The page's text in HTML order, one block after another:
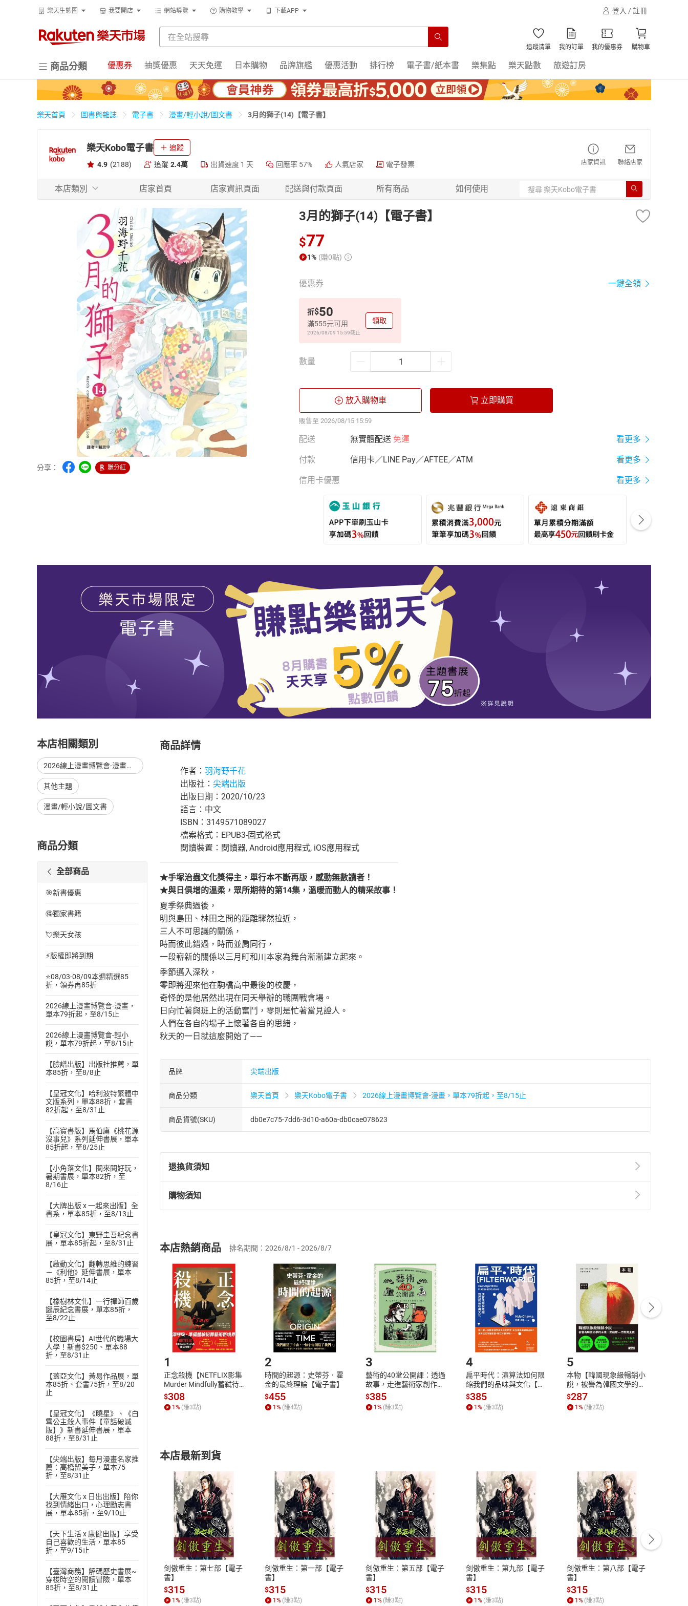
樂天生態圈 我要開店 網站導覽 購物教學 下載APP 登入 / 註冊
追蹤清單 我的訂單 我的優惠券 購物車
商品分類 優惠券 抽獎優惠 天天免運 日本購物 品牌旗艦 優惠活動 排行榜 電子書/紙本書 樂集點 樂天點數 旅遊訂房
樂天首頁 圖書與雜誌 電子書 漫畫/輕小說/圖文書 3月的獅子(14)【電子書】
樂天Kobo電子書 追蹤
4.9 (2188) 追蹤 2.4萬 出貨速度 1 天 回應率 57% 人氣店家 電子發票 店家資訊 聯絡店家
本店類別 店家首頁 店家資訊頁面 配送與付款頁面 所有商品 如何使用
分享： 賺分紅
3月的獅子(14)【電子書】
$77
1% (賺0點)
優惠券 一鍵全領
折$50
滿555元可用
2026/08/09 15:59截止
領取
數量
放入購物車 立即購買
販售至 2026/08/15 15:59
配送 無實體配送 免運 看更多
付款 信用卡／LINE Pay／AFTEE／ATM 看更多
信用卡優惠 看更多
本店相關類別
2026線上漫畫博覽會-漫畫，單本79折起，至8/15止
其他主題
漫畫/輕小說/圖文書
商品分類
全部商品
🎯新書優惠
🉐獨家書籍
💘樂天女孩
⚡版權即將到期
⭐08/03-08/09本週精選85
折，領券再85折
2026線上漫畫博覽會-漫畫，
單本79折起，至8/15止
2026線上漫畫博覽會-輕小
說，單本79折起，至8/15止
【臉譜出版】出版社推薦，單
本85折，至8/8止
【皇冠文化】哈利波特繁體中
文版系列，單本88折，套書
82折起，至8/31止
【高寶書版】馬伯庸《桃花源
沒事兒》系列延伸書展，單本
85折起，至8/25止
【小角落文化】閱來閱好玩，
暑期書展，單本82折，至
8/16止
【大牌出版 x 一起來出版】全
書系，單本85折，至8/13止
【皇冠文化】東野圭吾紀念書
展，單本85折起，至8/31止
【啟動文化】翻轉思維的練習
－《利他》延伸書展，單本
85折，至8/14止
【橡樹林文化】一行禪師百歲
誕辰紀念書展，單本85折，
至8/22止
【校園書房】AI世代的職場大
人學！新書$250、單本88
折，至8/31止
【蓋亞文化】黃易作品展，單
本85折、套書75折，至8/20
止
【皇冠文化】《曉星》、《白
雪公主殺人事件【童話破滅
版】》新書延伸書展，單本
88折，至8/31止
【尖端出版】每月漫畫名家推
薦：高橋留美子，單本75
折，至8/31止
【大雁文化 x 日出出版】陪你
找到情緒出口，心理勵志書
展，單本85折，至9/10止
【天下生活 x 康健出版】享受
自己喜歡的生活，單本85
折，至9/15止
【臺灣商務】解碼歷史書展~
穿梭時空的閱讀冒險，單本
85折，至8/31止
商品詳情
作者： 羽海野千花
出版社： 尖端出版
出版日期：2020/10/23
語言：中文
ISBN：3149571089027
檔案格式：EPUB3-固式格式
閱讀裝置：閱讀器, Android應用程式, iOS應用程式
★手塚治蟲文化獎得主，單行本不斷再版，感動無數讀者！
★與日俱增的溫柔，眾所期待的第14集，溫暖而動人的精采故事！
夏季祭典過後，
明與島田、林田之間的距離驟然拉近，
三人不可思議的關係，
時而彼此錯過，時而並肩同行，
一段嶄新的關係以三月町和川本家為舞台漸漸建立起來。
季節邁入深秋，
零即將迎來他在駒橋高中最後的校慶，
奇怪的是他居然出現在同天舉辦的職團戰會場。
日向忙著與班上的活動奮鬥，零則是忙著當見證人。
人們在各自的場子上懷著各自的思緒，
秋天的一日就這麼開始了——
品牌 尖端出版
商品分類 樂天首頁 樂天Kobo電子書 2026線上漫畫博覽會-漫畫，單本79折起，至8/15止
商品貨號(SKU) db0e7c75-7dd6-3d10-a60a-db0cae078623
退換貨須知
退換貨規定：
(一)依消費者保護法第19條第1項後段暨通訊交易解除權合理例外情事適用準則第2條第5款之規定，「非以有形媒介提供之數位
(二)消費者訂購本店鋪之商品即代表知悉本店鋪所銷售之商品為電子書，屬非以有形媒介提供之數位內容，消費者同意若訂購後
且已下載/存取電子書，不得請求退貨退款。
退貨方式：您欲取消訂單或辦理退貨時，請登入樂天市場，並於「我的訂單」中點選「瀏覽訂單明細」
「申請取消訂單
貨」，本店鋪將依您的申請進行審核，待審核通過後將為您辦理退款事宜。
請注意，樂天市場須以整筆訂單為單位進行取消/退貨，恕無法以單支商品取消/退貨。
購物須知
挑選商品
Choose
放入購物車
Shopping cart
登入帳號
Login
付款方式
Payment
完成
Complete
購書後，如何開始使用？
Step1.選擇閱讀載具 Step2.登入帳號，下載書籍後看書
付款方式
ATM轉帳、信用卡、LINE PAY、AFTEE
退換貨規範
本店是否提供消費者保護法七日猶豫期
之權利，遽消費者保護法及通訊交易解
除權合理例外情事適用準則，依商品性
質各有不同規定。詳細退換貨說明請參
照各商品說明。
客服資訊
服務時間：週一到週五 10:00-12:00、
13:00-17:00 (國定假日及例假日休息)
客服電話：0080-1857077
本店熱銷商品 排名期間：2026/8/1 - 2026/8/7
1
正念殺機【NETFLIX影集
Murder Mindfully蓄弒待
發】【電子書】
$308
1% (賺3點)
2
時間的起源：史蒂芬．霍
金的最終理論【電子書】
$455
1% (賺4點)
3
藝術的40堂公開課：透過
故事，走進藝術家創作現
場，看藝術如何誕生、如
何形塑人類生活【電子
書】
$385
1% (賺3點)
4
扁平時代：演算法如何限
縮我們的品味與文化【電
子書】
$385
1% (賺3點)
5
本物【韓國現象級暢銷小
說，被譽為韓國文學的未
來】【電子書】
$287
1% (賺2點)
本店最新到貨
剑傲重生：第七部【電子
書】
$315
1% (賺3點)
剑傲重生：第一部【電子
書】
$315
1% (賺3點)
剑傲重生：第五部【電子
書】
$315
1% (賺3點)
剑傲重生：第九部【電子
書】
$315
1% (賺3點)
剑傲重生：第八部【電子
書】
$315
1% (賺3點)